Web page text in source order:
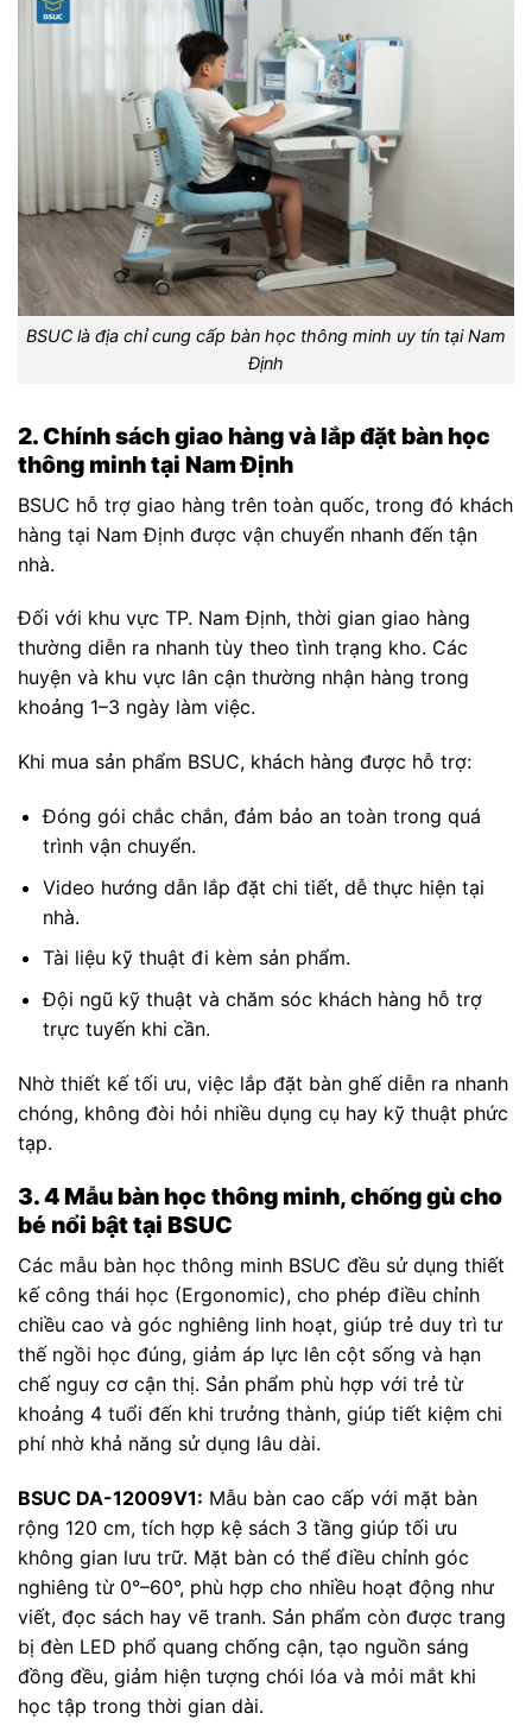
BSUC là địa chỉ cung cấp bàn học thông minh uy tín tại Nam
Định
2. Chính sách giao hàng và lắp đặt bàn học
thông minh tại Nam Định
BSUC hỗ trợ giao hàng trên toàn quốc, trong đó khách
hàng tại Nam Định được vận chuyển nhanh đến tận
nhà.
Đối với khu vực TP. Nam Định, thời gian giao hàng
thường diễn ra nhanh tùy theo tình trạng kho. Các
huyện và khu vực lân cận thường nhận hàng trong
khoảng 1–3 ngày làm việc.
Khi mua sản phẩm BSUC, khách hàng được hỗ trợ:
Đóng gói chắc chắn, đảm bảo an toàn trong quá
trình vận chuyển.
Video hướng dẫn lắp đặt chi tiết, dễ thực hiện tại
nhà.
Tài liệu kỹ thuật đi kèm sản phẩm.
Đội ngũ kỹ thuật và chăm sóc khách hàng hỗ trợ
trực tuyến khi cần.
Nhờ thiết kế tối ưu, việc lắp đặt bàn ghế diễn ra nhanh
chóng, không đòi hỏi nhiều dụng cụ hay kỹ thuật phức
tạp.
3. 4 Mẫu bàn học thông minh, chống gù cho
bé nổi bật tại BSUC
Các mẫu bàn học thông minh BSUC đều sử dụng thiết
kế công thái học (Ergonomic), cho phép điều chỉnh
chiều cao và góc nghiêng linh hoạt, giúp trẻ duy trì tư
thế ngồi học đúng, giảm áp lực lên cột sống và hạn
chế nguy cơ cận thị. Sản phẩm phù hợp với trẻ từ
khoảng 4 tuổi đến khi trưởng thành, giúp tiết kiệm chi
phí nhờ khả năng sử dụng lâu dài.
BSUC DA-12009V1: Mẫu bàn cao cấp với mặt bàn
rộng 120 cm, tích hợp kệ sách 3 tầng giúp tối ưu
không gian lưu trữ. Mặt bàn có thể điều chỉnh góc
nghiêng từ 0°–60°, phù hợp cho nhiều hoạt động như
viết, đọc sách hay vẽ tranh. Sản phẩm còn được trang
bị đèn LED phổ quang chống cận, tạo nguồn sáng
đồng đều, giảm hiện tượng chói lóa và mỏi mắt khi
học tập trong thời gian dài.